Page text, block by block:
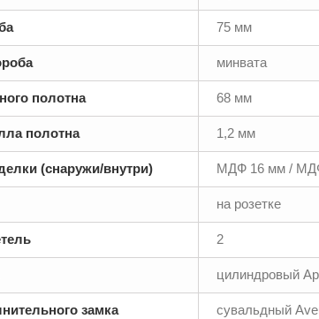
75 мм
минвата
полотна 68 мм
полотна 1,2 мм
(снаружи/внутри) МДФ 16 мм /
на розетке
2
цилиндровый
замка сувальдный